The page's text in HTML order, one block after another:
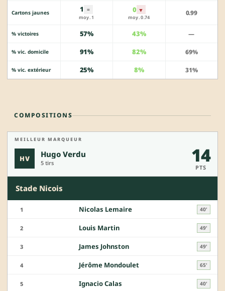
Cartons jaunes 1 =
moy. 1
0 ▼
moy. 0.74
0.99
% victoires 57% 43% —
% vic. domicile 91% 82% 69%
% vic. extérieur 25% 8% 31%
COMPOSITIONS
MEILLEUR MARQUEUR
HV Hugo Verdu
5 tirs 14
PTS
Stade Nicois
1 Nicolas Lemaire 40'
2 Louis Martin 49'
3 James Johnston 49'
4 Jérôme Mondoulet 65'
5 Ignacio Calas 40'